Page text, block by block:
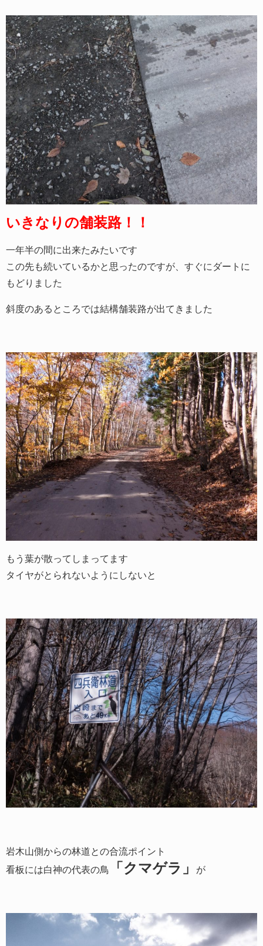
いきなりの舗装路！！
一年半の間に出来たみたいです
この先も続いているかと思ったのですが、すぐにダートに
もどりました
斜度のあるところでは結構舗装路が出てきました
もう葉が散ってしまってます
タイヤがとられないようにしないと
岩木山側からの林道との合流ポイント
看板には白神の代表の鳥
「クマゲラ」 が